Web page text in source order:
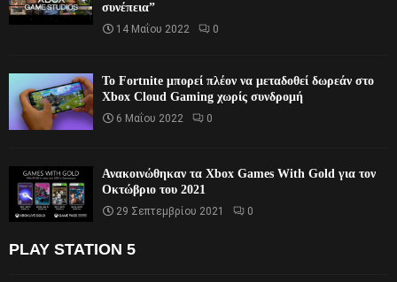
συνέπεια”
14 Μαΐου 2022 0
Το Fortnite μπορεί πλέον να μεταδοθεί δωρεάν στο
Xbox Cloud Gaming χωρίς συνδρομή
6 Μαΐου 2022 0
Ανακοινώθηκαν τα Xbox Games With Gold για τον
Οκτώβριο του 2021
29 Σεπτεμβρίου 2021 0
PLAY STATION 5